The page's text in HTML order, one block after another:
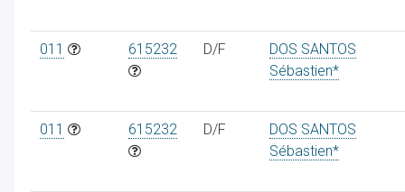
011 615232 D/F
DOS SANTOS
Sébastien*
011 615232 D/F
DOS SANTOS
Sébastien*